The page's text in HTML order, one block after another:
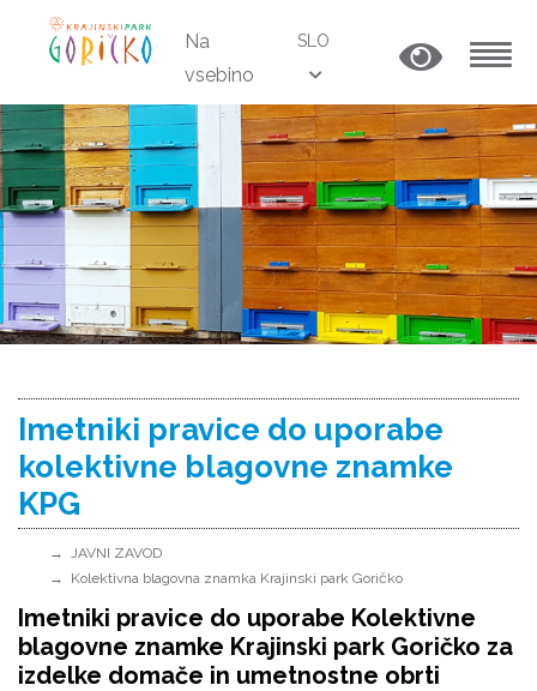
Na
vsebino
SLO
Imetniki pravice do uporabe
kolektivne blagovne znamke
KPG
JAVNI ZAVOD
Kolektivna blagovna znamka Krajinski park Goričko
Imetniki pravice do uporabe Kolektivne
blagovne znamke Krajinski park Goričko za
izdelke domače in umetnostne obrti